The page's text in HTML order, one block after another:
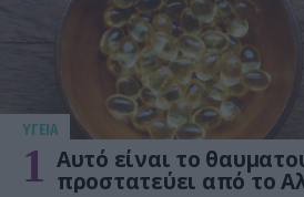
ΥΓΕΙΑ
1 Αυτό είναι το
προστατεύει από το